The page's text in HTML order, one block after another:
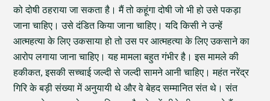
को दोषी ठहराया जा सकता है। मैं तो कहूंगा दोषी जो भी हो उसे पकड़ा
जाना चाहिए। उसे दंडित किया जाना चाहिए। यदि किसी ने उन्हें
आत्महत्या के लिए उकसाया हो तो उस पर आत्महत्या के लिए उकसाने का
आरोप लगाया जाना चाहिए। यह मामला बहुत गंभीर है। इस मामले की
हकीकत, इसकी सच्चाई जल्दी से जल्दी सामने आनी चाहिए। महंत नरेंद्र
गिरि के बड़ी संख्या में अनुयायी थे और वे बेहद सम्मानित संत थे। संत